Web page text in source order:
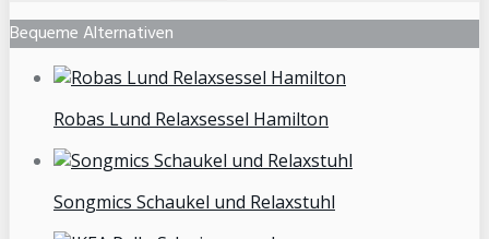
Bequeme Alternativen
Robas Lund Relaxsessel Hamilton
Songmics Schaukel und Relaxstuhl